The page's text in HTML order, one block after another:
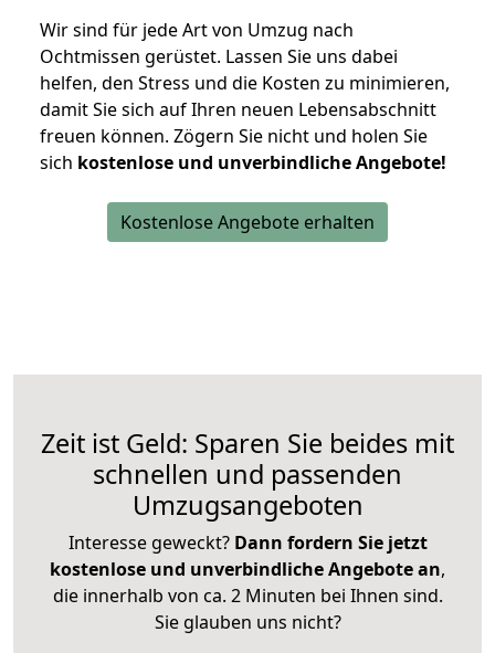
Wir sind für jede Art von Umzug nach
Ochtmissen gerüstet. Lassen Sie uns dabei
helfen, den Stress und die Kosten zu minimieren,
damit Sie sich auf Ihren neuen Lebensabschnitt
freuen können. Zögern Sie nicht und holen Sie
sich kostenlose und unverbindliche Angebote!
Kostenlose Angebote erhalten
Zeit ist Geld: Sparen Sie beides mit
schnellen und passenden
Umzugsangeboten
Interesse geweckt? Dann fordern Sie jetzt
kostenlose und unverbindliche Angebote an,
die innerhalb von ca. 2 Minuten bei Ihnen sind.
Sie glauben uns nicht?